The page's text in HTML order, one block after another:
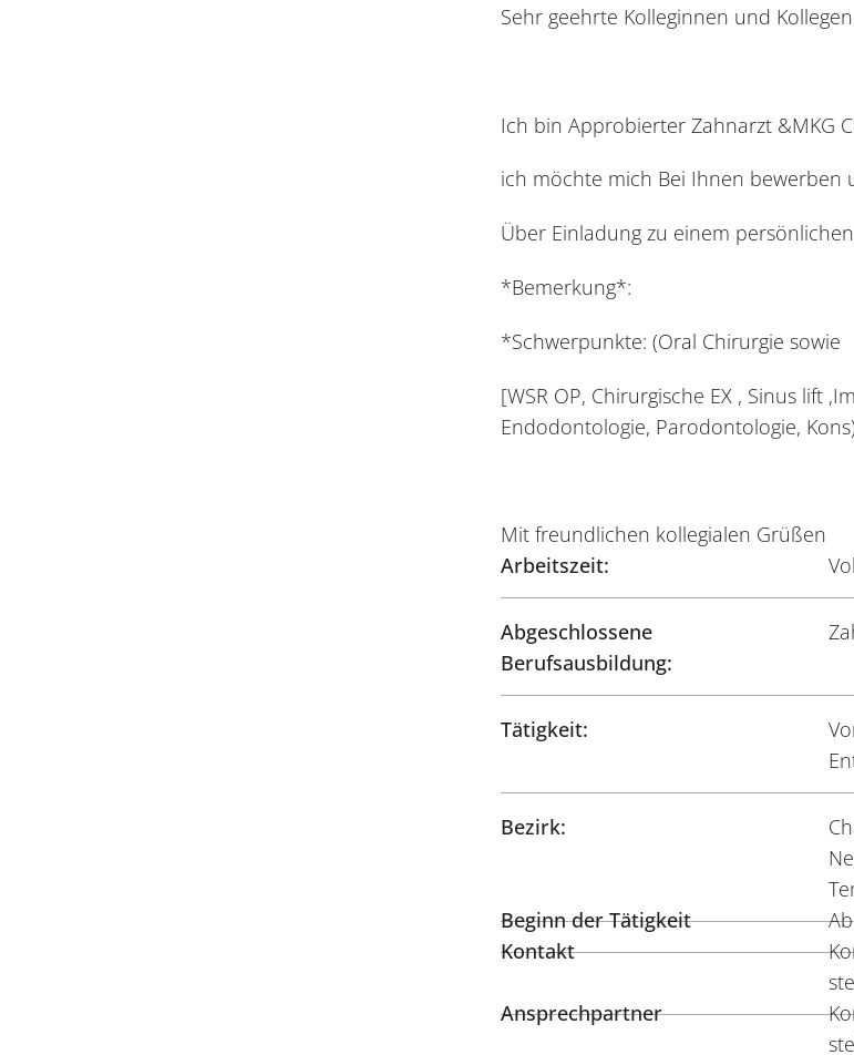
Sehr geehrte Kolleginnen und
Ich bin Approbierter Zahnarzt &MKG
ich möchte mich Bei Ihnen bewerben
Über Einladung zu einem
*Bemerkung*:
*Schwerpunkte: (Oral Chirurgie sowie
[WSR OP, Chirurgische EX , Sinus lift
Endodontologie, Parodontologie,
Mit freundlichen kollegialen Grüßen
Arbeitszeit:
Abgeschlossene
Berufsausbildung:
Tätigkeit:
Bezirk:
Beginn der Tätigkeit
Kontakt
Ansprechpartner